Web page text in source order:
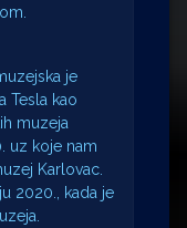
je
Tesla kao
muzeja
uz koje nam
Karlovac.
2020., kada je